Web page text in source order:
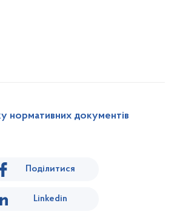
нормативних документів
Поділитися
Linkedin